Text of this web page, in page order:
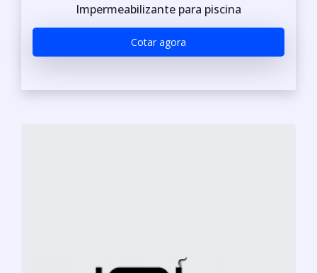
Impermeabilizante para piscina
Cotar agora